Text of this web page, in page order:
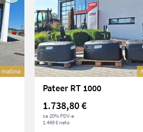
mašina
Pateer RT 1000
1.738,80 €
sa 20% PDV-a
1.449 € neto